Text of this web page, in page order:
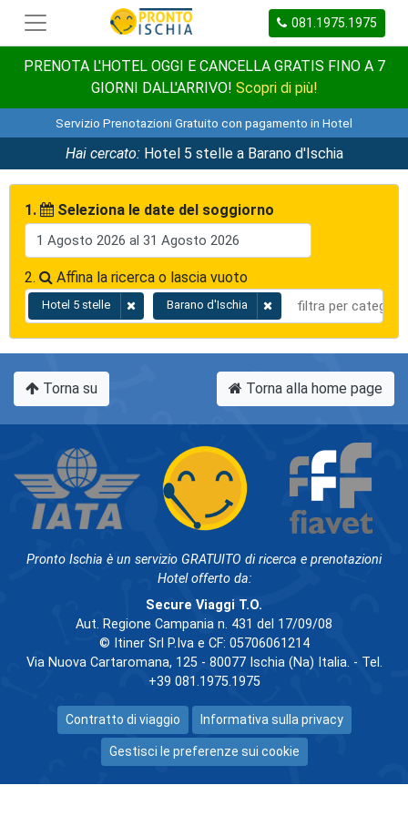
081.1975.1975
PRENOTA L'HOTEL OGGI E CANCELLA GRATIS FINO A 7
GIORNI DALL'ARRIVO! Scopri di più!
Servizio Prenotazioni Gratuito con pagamento in Hotel
Hai cercato:Hotel 5 stelle a Barano d'Ischia
1. Seleziona le date del soggiorno
2. Affina la ricerca o lascia vuoto
Hotel 5 stelle Barano d'Ischia
Torna su Torna alla home page
Pronto Ischia è un servizio GRATUITO di ricerca e prenotazioni
Hotel offerto da:
Secure Viaggi T.O.
Aut. Regione Campania n. 431 del 17/09/08
© Itiner Srl P.Iva e CF: 05706061214
Via Nuova Cartaromana, 125 - 80077 Ischia (Na) Italia. - Tel.
+39 081.1975.1975
Contratto di viaggio Informativa sulla privacy
Gestisci le preferenze sui cookie